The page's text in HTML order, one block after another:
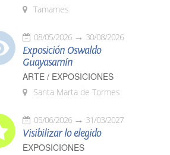
Tamames
08/05/2026 30/08/2026
Exposición Oswaldo
Guayasamín
ARTE / EXPOSICIONES
Santa Marta de Tormes
05/06/2026 31/03/2027
Visibilizar lo elegido
EXPOSICIONES